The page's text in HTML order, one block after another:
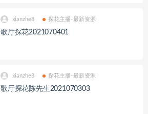
xianzhe8 探花主播-最新资源
歌厅探花2021070401
xianzhe8 探花主播-最新资源
歌厅探花陈先生2021070303